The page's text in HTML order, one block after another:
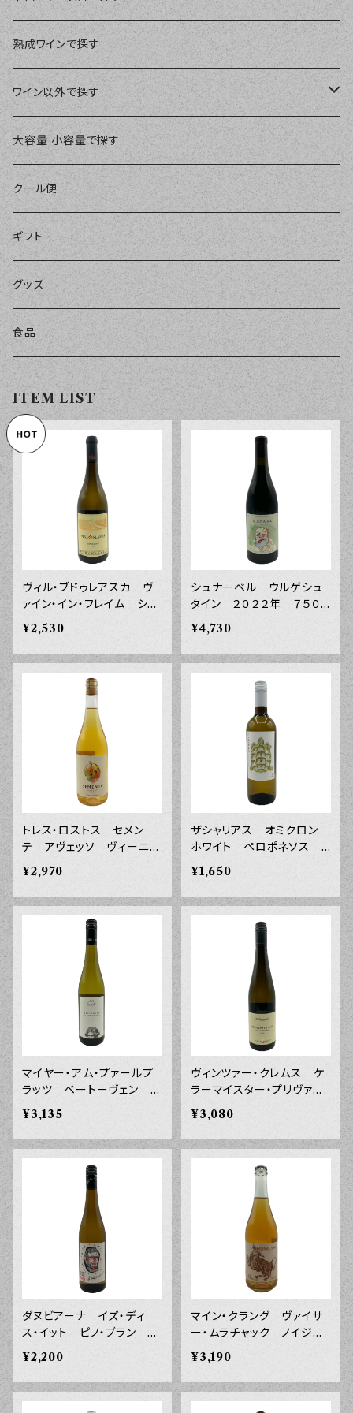
ブルゴーニュ
シャンパーニュ
ローヌ
ロワール
アルザス
ラングドック・ルーション
フランス他
スペイン
ドイツ
アメリカ
ヨーロッパ他
その他の国
￥3,000～￥3,999
￥4,000～￥4,999
￥5,000～￥9,999
￥10,000～
濃い赤ワイン
バランスの良い赤ワイン
軽めの赤ワイン
白ワイン
すっきり辛口白ワイン
爽やかな辛口白ワイン
樽も感じられるバランスの良い白ワイン
樽もしっかり辛口白ワイン
華やかな辛口白ワイン
オレンジワイン
スパークリングワイン
微発泡ワイン
ロゼワイン
やや辛口ワイン
やや甘口ワイン
甘口ワイン
極甘口ワイン
熟成ワインで探す
ワイン以外で探す
ブランデー
コニャック
カルヴァドス
ブランデー他
シェリー
ウイスキー
リキュール
ノンアルコール
大容量 小容量で探す
クール便
ギフト
グッズ
食品
ITEM LIST
ヴィル・ブドゥレアスカ ヴ
ァイン・イン・フレイム シャ
ルドネ ルーマニア ２０２
５年 ７５０ｍｌ
¥2,530
シュナーベル ウルゲシュ
タイン ２０２２年 ７５０
ｍｌ
¥4,730
トレス・ロストス セメン
テ アヴェッソ ヴィーニ
ョ・レジオナウ・ミーニョ ２
０２４年 ７５０ｍｌ
¥2,970
ザシャリアス オミクロン
ホワイト ペロポネソス ２
０２４年 ７５０ｍｌ
¥1,650
マイヤー・アム・プァールプ
ラッツ ベートーヴェン 第
九ラベル ２０２５年 ７５
０ｍｌ
¥3,135
ヴィンツァー・クレムス ケ
ラーマイスター・プリヴァー
ト ゲミシュター・サッツ
ニーダーエスタライヒ ２０
２４年 ７５０ｍｌ
¥3,080
ダヌビアーナ イズ・ディ
ス・イット ピノ・ブラン パ
ンノン ２０２４年 ７５０
ｍｌ
¥2,200
マイン・クラング ヴァイサ
ー・ムラチャック ノイジー
ドラーゼー ２０２４年 ７
５０ｍｌ
¥3,190